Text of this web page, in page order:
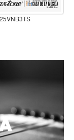
3 Tonos 2225VNB3TS